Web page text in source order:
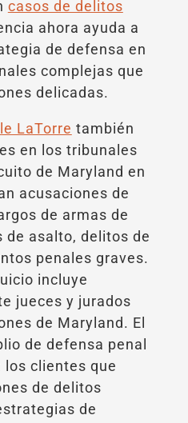
casos de delitos
ahora ayuda a
de defensa en
complejas que
delicadas.
LaTorre también
en los tribunales
de Maryland en
acusaciones de
de armas de
de asalto, delitos de
penales graves.
incluye
jueces y jurados
de Maryland. El
de defensa penal
los clientes que
de delitos
de